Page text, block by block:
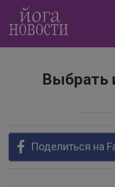
Перейти
контенту
Выбрать
Поделиться на